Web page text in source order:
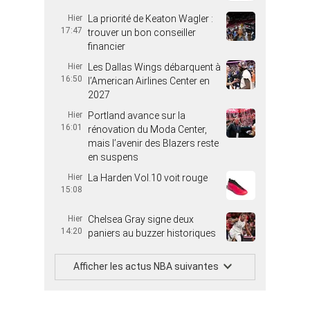
Hier
17:47
La priorité de Keaton Wagler :
trouver un bon conseiller
financier
Hier
16:50
Les Dallas Wings débarquent à
l’American Airlines Center en
2027
Hier
16:01
Portland avance sur la
rénovation du Moda Center,
mais l’avenir des Blazers reste
en suspens
Hier
15:08
La Harden Vol.10 voit rouge
Hier
14:20
Chelsea Gray signe deux
paniers au buzzer historiques
Afficher les actus NBA suivantes